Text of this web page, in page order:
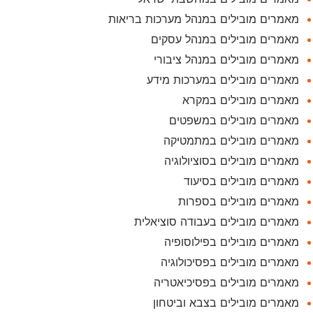
מאמרים מובילים במנהל מערכות בריאות
מאמרים מובילים במנהל עסקים
מאמרים מובילים במנהל ציבורי
מאמרים מובילים במערכות מידע
מאמרים מובילים במקרא
מאמרים מובילים במשפטים
מאמרים מובילים במתמטיקה
מאמרים מובילים בסוציולוגיה
מאמרים מובילים בסיעוד
מאמרים מובילים בספרות
מאמרים מובילים בעבודה סוציאלית
מאמרים מובילים בפילוסופיה
מאמרים מובילים בפסיכולוגיה
מאמרים מובילים בפסיכיאטריה
מאמרים מובילים בצבא וביטחון